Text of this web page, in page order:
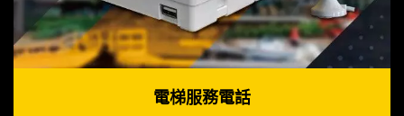
電梯服務電話